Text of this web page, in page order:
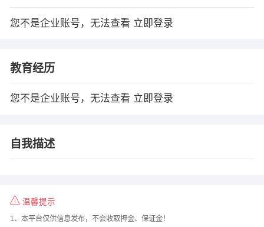
您不是企业账号，无法查看 立即登录
教育经历
您不是企业账号，无法查看 立即登录
自我描述
温馨提示
1、本平台仅供信息发布，不会收取押金、保证金！